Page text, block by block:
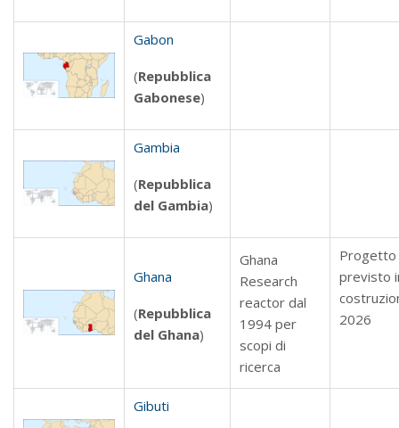
Gabon
(Repubblica
Gabonese)
Gambia
(Repubblica
del Gambia)
Ghana
(Repubblica
del Ghana)
Ghana
Research
reactor dal
1994 per
scopi di
ricerca
Progetto
previsto
2026
Gibuti